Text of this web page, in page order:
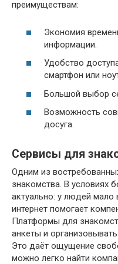
преимуществам:
Экономия
информации.
Удобство
смартфон или
Большой выбор
Возможность
досуга.
Сервисы для
Одним из
знакомства. В условиях
актуально: у людей мало
интернет помогает
Платформы для
анкеты и
Это даёт ощущение
можно легко найти